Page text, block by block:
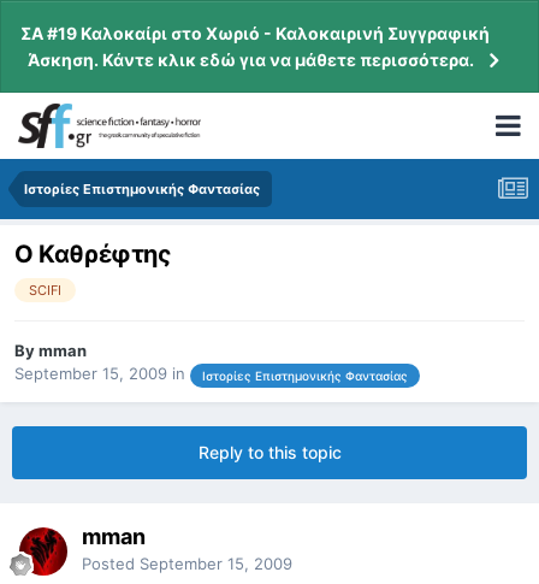
ΣΑ #19 Καλοκαίρι στο Χωριό - Καλοκαιρινή Συγγραφική
Άσκηση. Κάντε κλικ εδώ για να μάθετε περισσότερα.
Ιστορίες Επιστημονικής Φαντασίας
Ο Καθρέφτης
SCIFI
Bymman
September 15, 2009 in Ιστορίες Επιστημονικής Φαντασίας
Reply to this topic
mman
Posted September 15, 2009